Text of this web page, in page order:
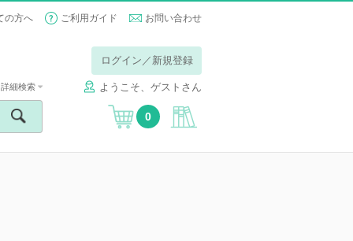
の方へ ご利用ガイド お問い合わせ
ログイン／新規登録
ようこそ、ゲストさん
詳細検索
0